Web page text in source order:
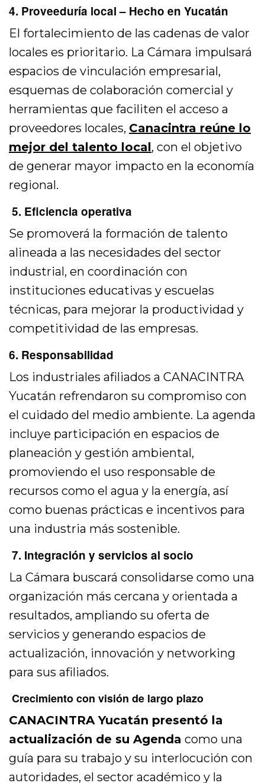
4. Proveeduría local – Hecho en Yucatán
El fortalecimiento de las cadenas de valor
locales es prioritario. La Cámara impulsará
espacios de vinculación empresarial,
esquemas de colaboración comercial y
herramientas que faciliten el acceso a
proveedores locales, Canacintra reúne lo
mejor del talento local , con el objetivo
de generar mayor impacto en la economía
regional.
5. Eficiencia operativa
Se promoverá la formación de talento
alineada a las necesidades del sector
industrial, en coordinación con
instituciones educativas y escuelas
técnicas, para mejorar la productividad y
competitividad de las empresas.
6. Responsabilidad
Los industriales afiliados a CANACINTRA
Yucatán refrendaron su compromiso con
el cuidado del medio ambiente. La agenda
incluye participación en espacios de
planeación y gestión ambiental,
promoviendo el uso responsable de
recursos como el agua y la energía, así
como buenas prácticas e incentivos para
una industria más sostenible.
7. Integración y servicios al socio
La Cámara buscará consolidarse como una
organización más cercana y orientada a
resultados, ampliando su oferta de
servicios y generando espacios de
actualización, innovación y networking
para sus afiliados.
Crecimiento con visión de largo plazo
CANACINTRA Yucatán presentó la
actualización de su Agenda como una
guía para su trabajo y su interlocución con
autoridades, el sector académico y la